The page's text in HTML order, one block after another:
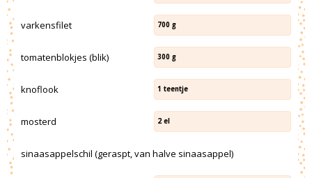
varkensfilet 700 g
tomatenblokjes (blik) 300 g
knoflook 1 teentje
mosterd 2 el
sinaasappelschil (geraspt, van halve sinaasappel)